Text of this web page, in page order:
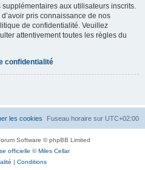
aux utilisateurs inscrits.
pris connaissance de nos
de confidentialité. Veuillez
attentivement toutes les règles du
confidentialité
Fuseau horaire sur UTC+02:00
les cookies
Software © phpBB Limited
officielle ©Miles Cellar
| Conditions